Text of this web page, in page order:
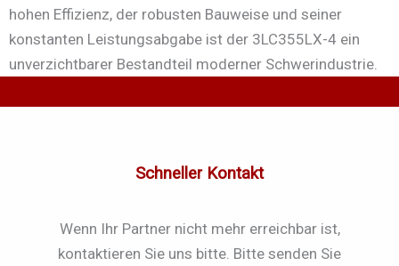
hohen Effizienz, der robusten Bauweise und seiner
konstanten Leistungsabgabe ist der 3LC355LX-4 ein
unverzichtbarer Bestandteil moderner Schwerindustrie.
Schneller Kontakt
Wenn Ihr Partner nicht mehr erreichbar ist,
kontaktieren Sie uns bitte. Bitte senden Sie